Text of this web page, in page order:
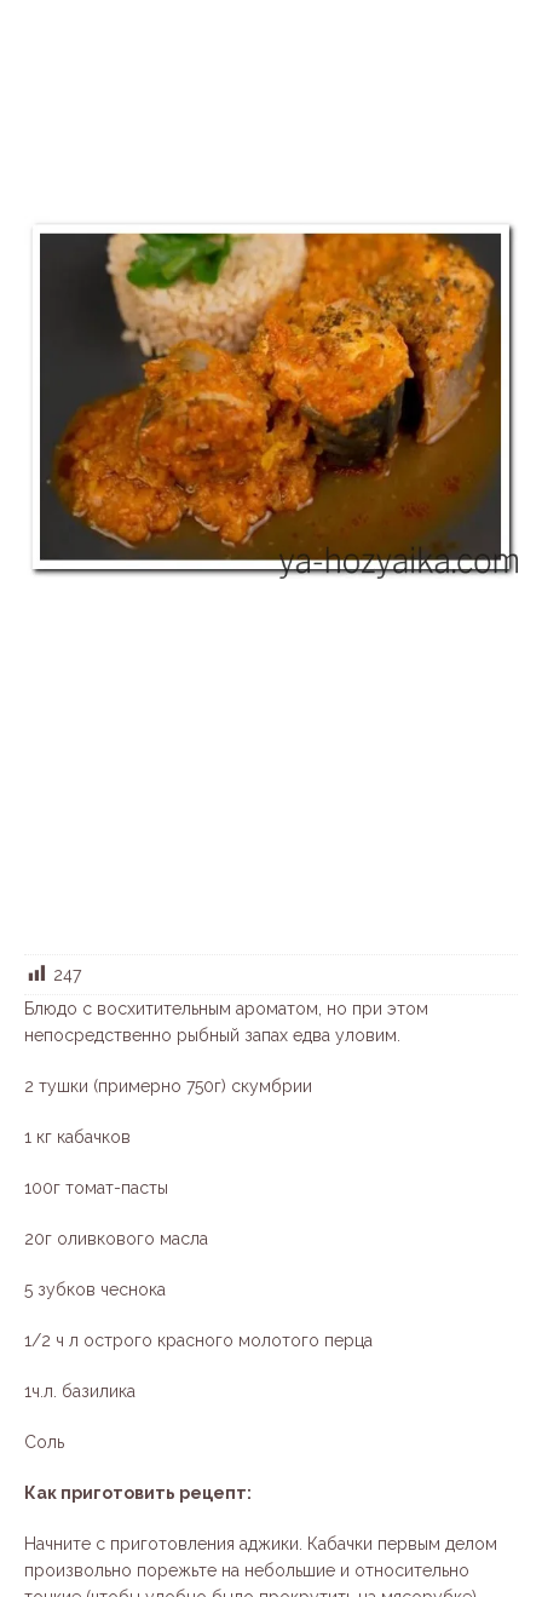
247
Блюдо с восхитительным ароматом, но при этом
непосредственно рыбный запах едва уловим.
2 тушки (примерно 750г) скумбрии
1 кг кабачков
100г томат-пасты
20г оливкового масла
5 зубков чеснока
1/2 ч л острого красного молотого перца
1ч.л. базилика
Соль
Как приготовить рецепт:
Начните с приготовления аджики. Кабачки первым делом
произвольно порежьте на небольшие и относительно